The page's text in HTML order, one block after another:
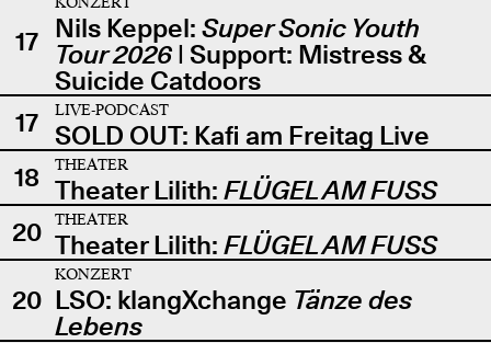
17 Nils Keppel: Super Sonic Youth
Tour 2026| Support: Mistress &
Suicide Catdoors
17
LIVE-PODCAST
SOLD OUT: Kafi am Freitag Live
18
THEATER
Theater Lilith: FLÜGEL AM FUSS
20
THEATER
Theater Lilith: FLÜGEL AM FUSS
20
KONZERT
LSO: klangXchange Tänze des
Lebens